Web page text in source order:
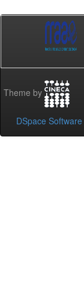
Theme by
DSpace Software